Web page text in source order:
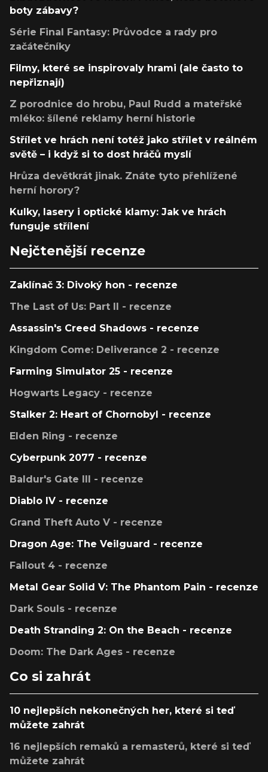
boty zábavy?
Série Final Fantasy: Průvodce a rady pro
začátečníky
Filmy, které se inspirovaly hrami (ale často to
nepřiznají)
Z porodnice do hrobu, Paul Rudd a mateřské
mléko: šílené reklamy herní historie
Střílet ve hrách není totéž jako střílet v reálném
světě – i když si to dost hráčů myslí
Hrůza devětkrát jinak. Znáte tyto přehlížené
herní horory?
Kulky, lasery i optické klamy: Jak ve hrách
funguje střílení
Nejčtenější recenze
Zaklínač 3: Divoký hon - recenze
The Last of Us: Part II - recenze
Assassin's Creed Shadows - recenze
Kingdom Come: Deliverance 2 - recenze
Farming Simulator 25 - recenze
Hogwarts Legacy - recenze
Stalker 2: Heart of Chornobyl - recenze
Elden Ring - recenze
Cyberpunk 2077 - recenze
Baldur's Gate III - recenze
Diablo IV - recenze
Grand Theft Auto V - recenze
Dragon Age: The Veilguard - recenze
Fallout 4 - recenze
Metal Gear Solid V: The Phantom Pain - recenze
Dark Souls - recenze
Death Stranding 2: On the Beach - recenze
Doom: The Dark Ages - recenze
Co si zahrát
10 nejlepších nekonečných her, které si teď
můžete zahrát
16 nejlepších remaků a remasterů, které si teď
můžete zahrát